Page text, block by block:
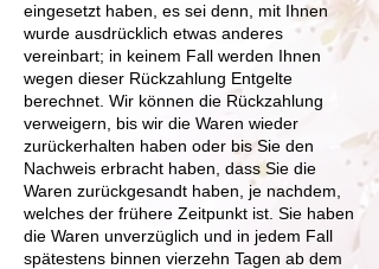
eingesetzt haben, es sei denn, mit Ihnen
wurde ausdrücklich etwas anderes
vereinbart; in keinem Fall werden Ihnen
wegen dieser Rückzahlung Entgelte
berechnet. Wir können die Rückzahlung
verweigern, bis wir die Waren wieder
zurückerhalten haben oder bis Sie den
Nachweis erbracht haben, dass Sie die
Waren zurückgesandt haben, je nachdem,
welches der frühere Zeitpunkt ist. Sie haben
die Waren unverzüglich und in jedem Fall
spätestens binnen vierzehn Tagen ab dem